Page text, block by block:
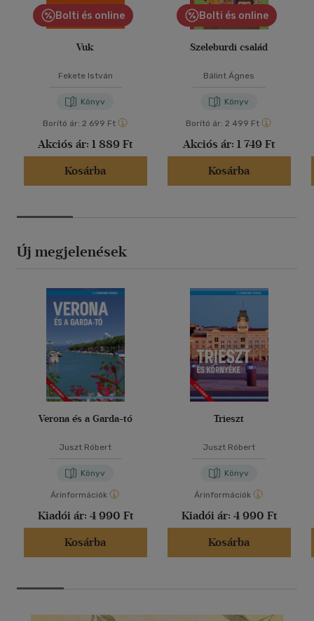
Bolti és online
Vuk
Fekete István
Könyv
Borító ár: 2 699 Ft
Akciós ár: 1 889 Ft
Kosárba
Bolti és online
Szeleburdi család
Bálint Ágnes
Könyv
Borító ár: 2 499 Ft
Akciós ár: 1 749 Ft
Kosárba
Új megjelenések
Verona és a Garda-tó
Juszt Róbert
Könyv
Árinformációk
Kiadói ár: 4 990 Ft
Kosárba
Trieszt
Juszt Róbert
Könyv
Árinformációk
Kiadói ár: 4 990 Ft
Kosárba